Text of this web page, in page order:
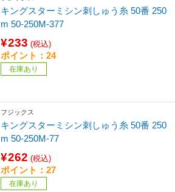
キングスターミシン刺しゅう糸 50番 250
m 50-250M-377
¥233 (税込)
ポイント：24
在庫あり
フジックス
キングスターミシン刺しゅう糸 50番 250
m 50-250M-77
¥262 (税込)
ポイント：27
在庫あり